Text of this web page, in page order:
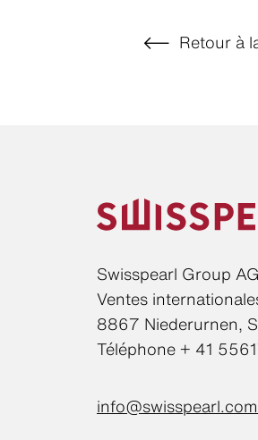
Retour à
Swisspearl Group AG
Ventes
8867 Niederurnen,
Téléphone + 41
info@swisspearl.com